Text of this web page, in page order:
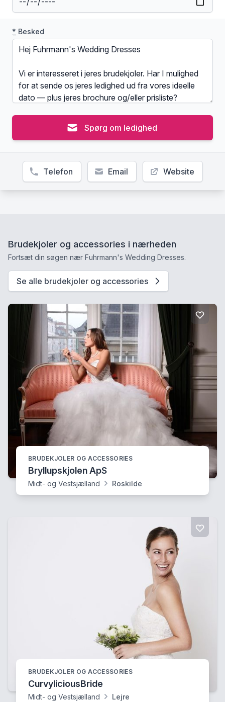
* Besked
Spørg om ledighed
Telefon Email Website
Brudekjoler og accessories i nærheden
Fortsæt din søgen nær Fuhrmann's Wedding Dresses.
Se alle brudekjoler og accessories
BRUDEKJOLER OG ACCESSORIES
Bryllupskjolen ApS
Midt- og Vestsjælland Roskilde
BRUDEKJOLER OG ACCESSORIES
CurvyliciousBride
Midt- og Vestsjælland Lejre